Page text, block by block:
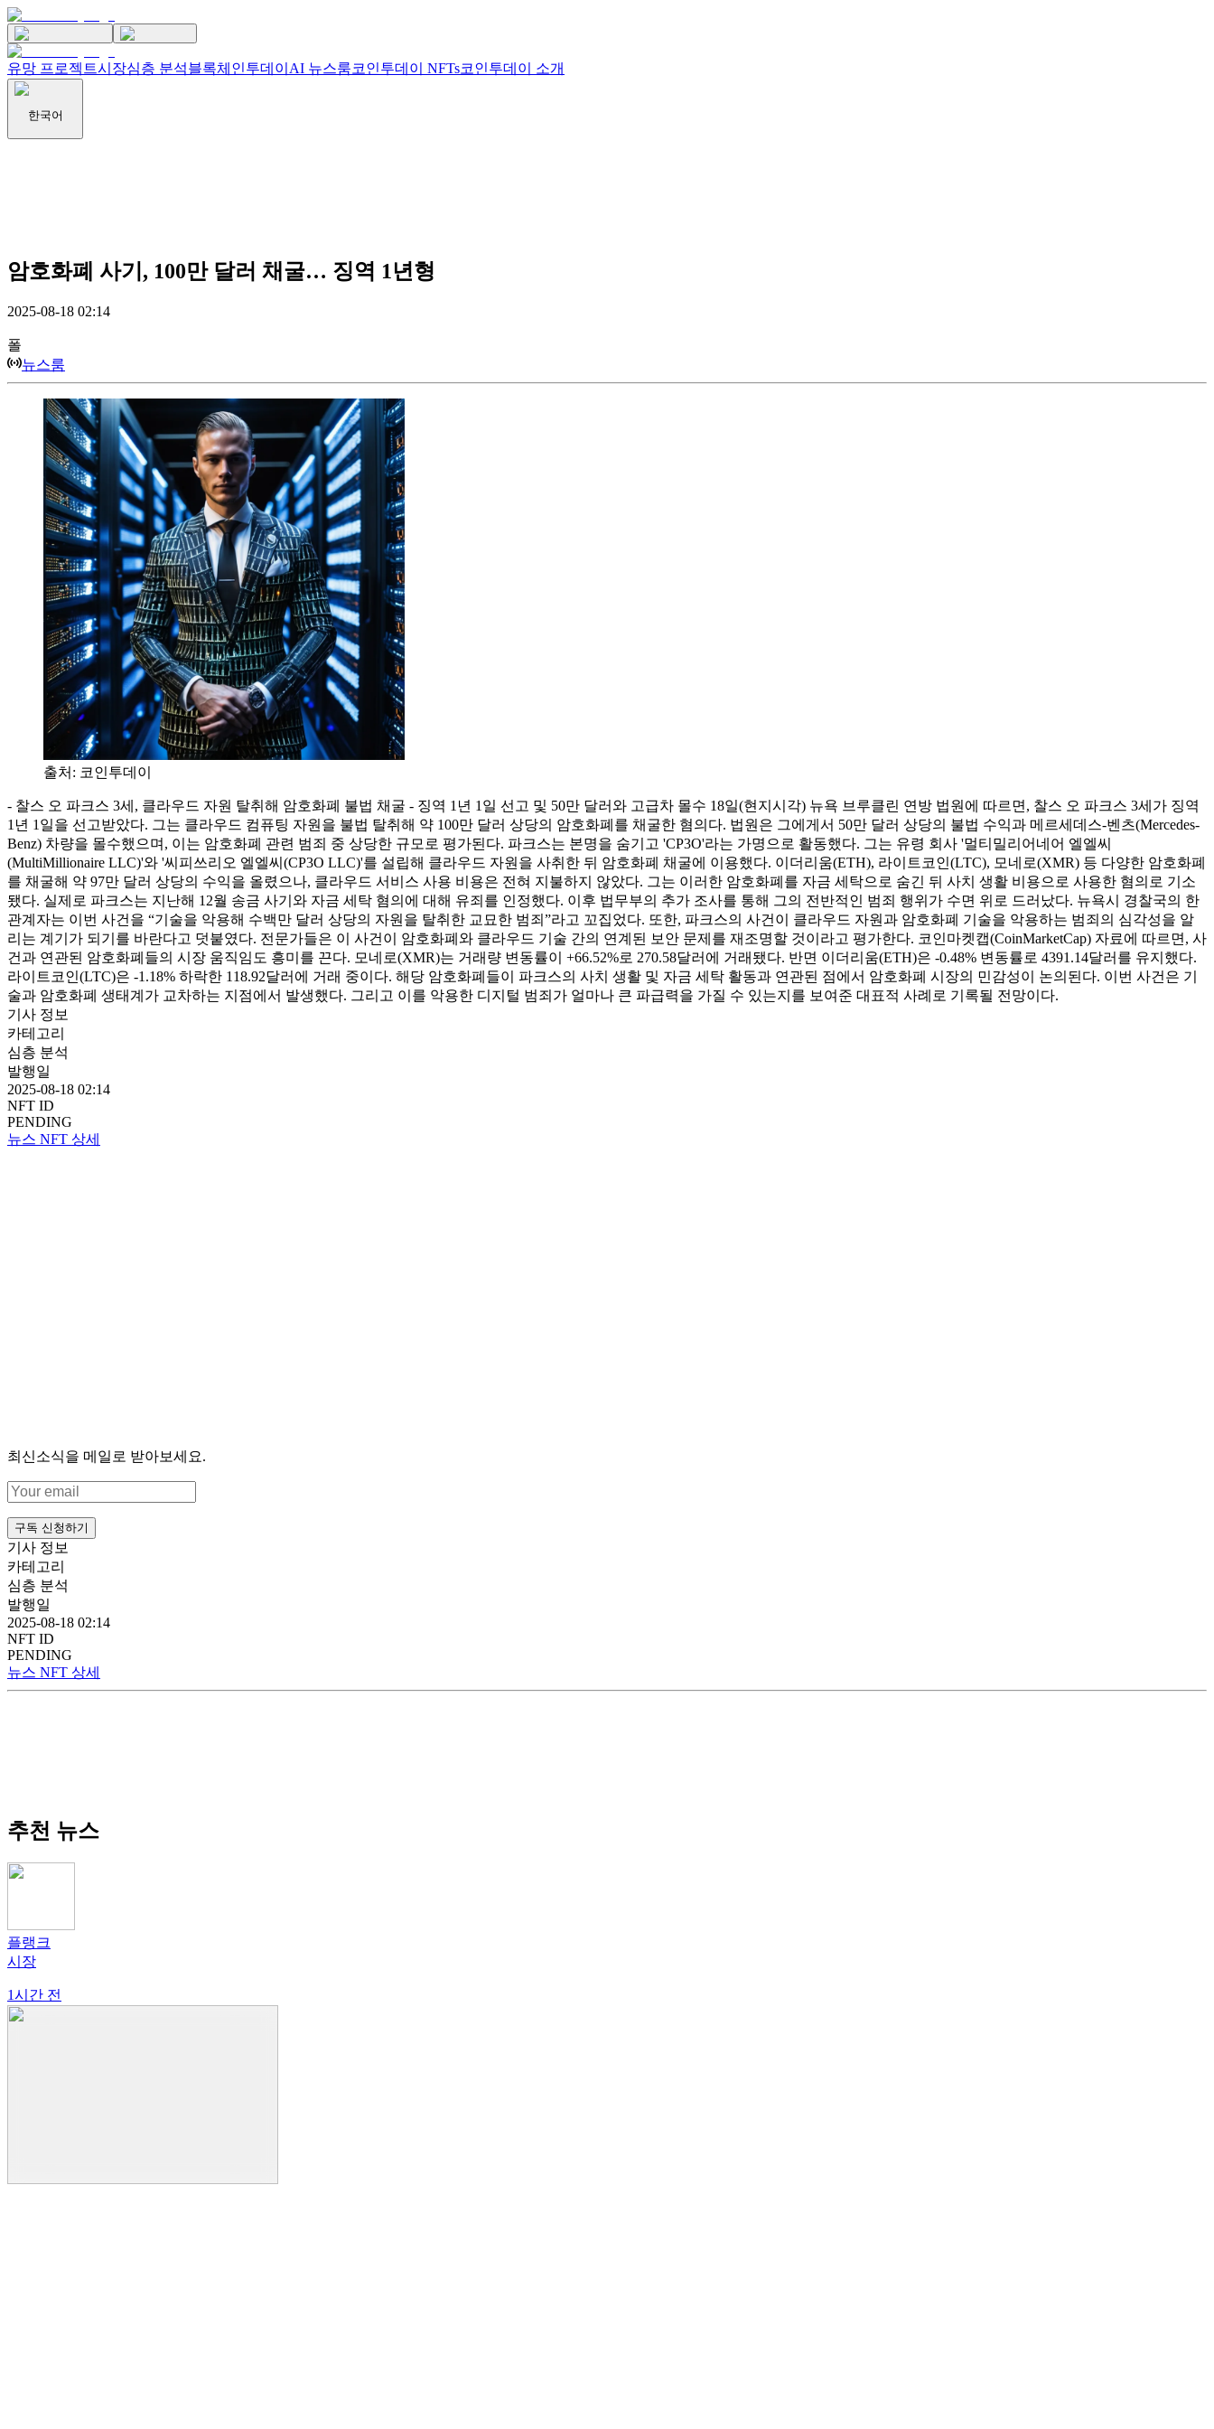
유망 프로젝트시장심층 분석블록체인투데이 AI 뉴스룸코인투데이 NFTs코인투데이 소개
한국어
암호화폐 사기, 100만 달러 채굴… 징역 1년형
2025-08-18 02:14
폴
뉴스룸
출처: 코인투데이
- 찰스 오 파크스 3세, 클라우드 자원 탈취해 암호화폐 불법 채굴 - 징역 1년 1일 선고 및 50만 달러와 고급차 몰수 18일(현지시각) 뉴욕 브루클린 연방 법원에 따르면, 찰스 오 파크스 3세가 징역
1년 1일을 선고받았다. 그는 클라우드 컴퓨팅 자원을 불법 탈취해 약 100만 달러 상당의 암호화폐를 채굴한 혐의다. 법원은 그에게서 50만 달러 상당의 불법 수익과 메르세데스-벤츠(Mercedes-
Benz) 차량을 몰수했으며, 이는 암호화폐 관련 범죄 중 상당한 규모로 평가된다. 파크스는 본명을 숨기고 'CP3O'라는 가명으로 활동했다. 그는 유령 회사 '멀티밀리어네어 엘엘씨
(MultiMillionaire LLC)'와 '씨피쓰리오 엘엘씨(CP3O LLC)'를 설립해 클라우드 자원을 사취한 뒤 암호화폐 채굴에 이용했다. 이더리움(ETH), 라이트코인(LTC), 모네로(XMR) 등 다양한 암호화폐
를 채굴해 약 97만 달러 상당의 수익을 올렸으나, 클라우드 서비스 사용 비용은 전혀 지불하지 않았다. 그는 이러한 암호화폐를 자금 세탁으로 숨긴 뒤 사치 생활 비용으로 사용한 혐의로 기소
됐다. 실제로 파크스는 지난해 12월 송금 사기와 자금 세탁 혐의에 대해 유죄를 인정했다. 이후 법무부의 추가 조사를 통해 그의 전반적인 범죄 행위가 수면 위로 드러났다. 뉴욕시 경찰국의 한
관계자는 이번 사건을 “기술을 악용해 수백만 달러 상당의 자원을 탈취한 교묘한 범죄”라고 꼬집었다. 또한, 파크스의 사건이 클라우드 자원과 암호화폐 기술을 악용하는 범죄의 심각성을 알
리는 계기가 되기를 바란다고 덧붙였다. 전문가들은 이 사건이 암호화폐와 클라우드 기술 간의 연계된 보안 문제를 재조명할 것이라고 평가한다. 코인마켓캡(CoinMarketCap) 자료에 따르면, 사
건과 연관된 암호화폐들의 시장 움직임도 흥미를 끈다. 모네로(XMR)는 거래량 변동률이 +66.52%로 270.58달러에 거래됐다. 반면 이더리움(ETH)은 -0.48% 변동률로 4391.14달러를 유지했다.
라이트코인(LTC)은 -1.18% 하락한 118.92달러에 거래 중이다. 해당 암호화폐들이 파크스의 사치 생활 및 자금 세탁 활동과 연관된 점에서 암호화폐 시장의 민감성이 논의된다. 이번 사건은 기
술과 암호화폐 생태계가 교차하는 지점에서 발생했다. 그리고 이를 악용한 디지털 범죄가 얼마나 큰 파급력을 가질 수 있는지를 보여준 대표적 사례로 기록될 전망이다.
기사 정보
카테고리
심층 분석
발행일
2025-08-18 02:14
NFT ID
PENDING
뉴스 NFT 상세
최신소식을 메일로 받아보세요.
구독 신청하기
기사 정보
카테고리
심층 분석
발행일
2025-08-18 02:14
NFT ID
PENDING
뉴스 NFT 상세
추천 뉴스
플랭크
시장
1시간 전